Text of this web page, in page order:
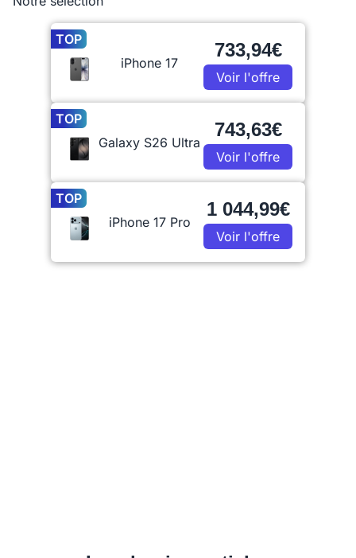
TOP
iPhone 17
733,94€
Voir l'offre
TOP
Galaxy S26 Ultra
743,63€
Voir l'offre
TOP
iPhone 17 Pro
1 044,99€
Voir l'offre